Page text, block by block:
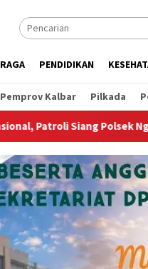
PENDIDIKAN
Pemprov Kalbar Pilkada
Sasar Titik